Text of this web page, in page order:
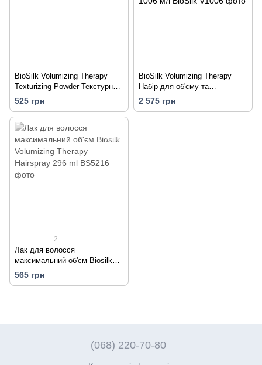
BioSilk Volumizing Therapy
Texturizing Powder Текстурна
пудра для об'єму 15г
525 грн
BioSilk Volumizing Therapy
Набір для об'єму та
відновлення волосся
шампунь + кондиціонер по
2 575 грн
2
Лак для волосся
максимальний об'єм Biosilk
Volumizing Therapy Hairspray
296 ml
565 грн
(068) 220-70-80